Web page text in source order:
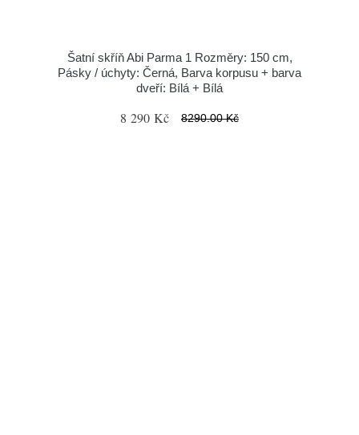
Šatní skříň Abi Parma 1 Rozměry: 150 cm,
Pásky / úchyty: Černá, Barva korpusu + barva
dveří: Bílá + Bílá
8 290 Kč 8290.00 Kč